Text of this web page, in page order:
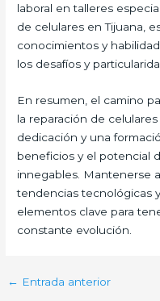
laboral en talleres
de celulares en Tijuana,
conocimientos y
los desafíos y
En resumen, el camino
la reparación de
dedicación y una
beneficios y el potencial
innegables. Mantenerse
tendencias tecnológicas
elementos clave para
constante evolución.
← Entrada anterior